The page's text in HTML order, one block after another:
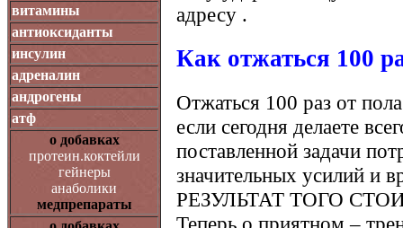
витамины
антиоксиданты
инсулин
адреналин
андрогены
атф
о добавках
протеин.коктейли
гейнеры
анаболики
медпрепараты
адресу .
Как отжаться 100
Отжаться 100 раз от
если сегодня делаете
поставленной задачи
значительных усилий и
РЕЗУЛЬТАТ ТОГО